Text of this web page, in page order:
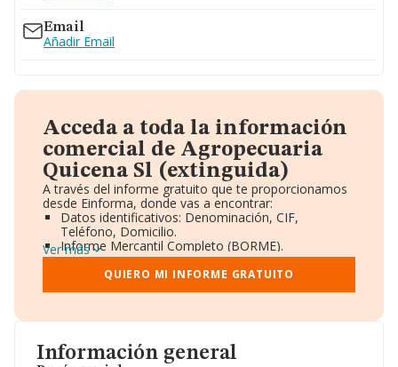
Información general
Email
Añadir Email
Acceda a toda la información
comercial de Agropecuaria
Quicena Sl (extinguida)
A través del informe gratuito que te proporcionamos
desde Einforma, donde vas a encontrar:
Datos identificativos: Denominación, CIF,
Teléfono, Domicilio.
Informe Mercantil Completo (BORME).
Gráficos de Evolución Ventas y Empleados.
Consejo de Administración y Administradores.
Directivos y Ejecutivos.
Información oficial y registral complementaria.
Ver más
QUIERO MI INFORME GRATUITO